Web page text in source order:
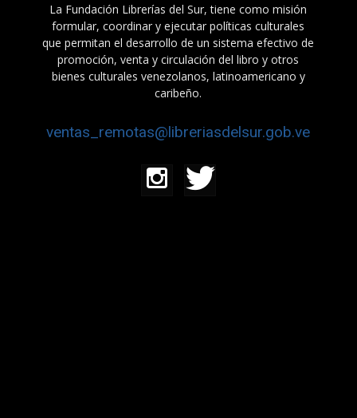
La Fundación Librerías del Sur, tiene como misión
formular, coordinar y ejecutar políticas culturales
que permitan el desarrollo de un sistema efectivo de
promoción, venta y circulación del libro y otros
bienes culturales venezolanos, latinoamericano y
caribeño.
ventas_remotas@libreriasdelsur.gob.ve